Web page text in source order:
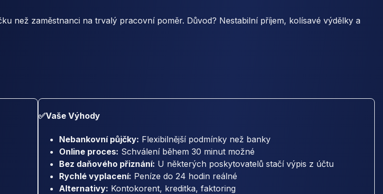
než zaměstnanci na trvalý pracovní poměr. Důvod? Nestabilní příjem, kolísavé výdělky a
✅Vaše Výhody
Nebankovní půjčky: Flexibilnější podmínky než banky
Online proces: Schválení během 30 minut možné
Bez daňového přiznání: U některých poskytovatelů stačí výpis z účtu
Rychlé vyplacení: Peníze do 24 hodin reálné
Alternativy: Kontokorent, kreditka, faktoring